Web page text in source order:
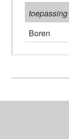
toepassing
Boren